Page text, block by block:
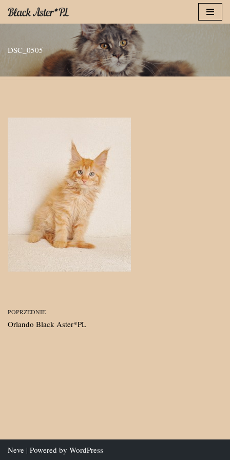
treści
DSC_0505
POPRZEDNIE
Orlando Black Aster*PL
Neve | Powered by WordPress